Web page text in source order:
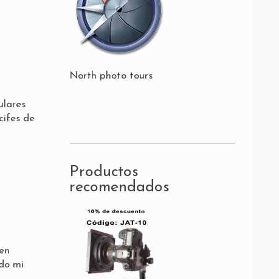
de
mi
North photo tours
Productos
recomendados